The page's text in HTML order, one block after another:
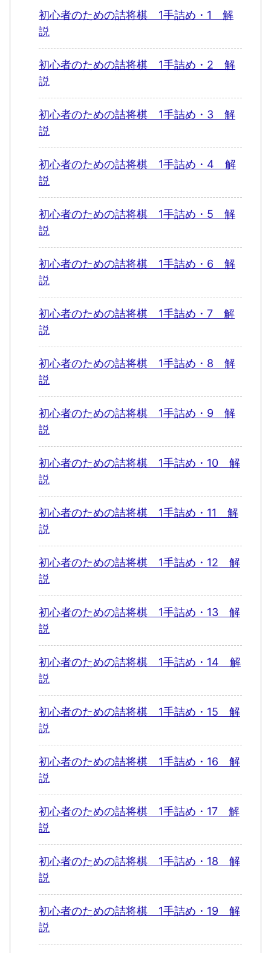
初心者のための詰将棋 1手詰め・1 解
説
初心者のための詰将棋 1手詰め・2 解
説
初心者のための詰将棋 1手詰め・3 解
説
初心者のための詰将棋 1手詰め・4 解
説
初心者のための詰将棋 1手詰め・5 解
説
初心者のための詰将棋 1手詰め・6 解
説
初心者のための詰将棋 1手詰め・7 解
説
初心者のための詰将棋 1手詰め・8 解
説
初心者のための詰将棋 1手詰め・9 解
説
初心者のための詰将棋 1手詰め・10 解
説
初心者のための詰将棋 1手詰め・11 解
説
初心者のための詰将棋 1手詰め・12 解
説
初心者のための詰将棋 1手詰め・13 解
説
初心者のための詰将棋 1手詰め・14 解
説
初心者のための詰将棋 1手詰め・15 解
説
初心者のための詰将棋 1手詰め・16 解
説
初心者のための詰将棋 1手詰め・17 解
説
初心者のための詰将棋 1手詰め・18 解
説
初心者のための詰将棋 1手詰め・19 解
説